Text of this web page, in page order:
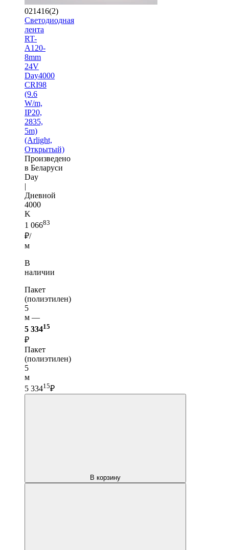
021416(2)
Светодиодная
лента
RT-
A120-
8mm
24V
Day4000
CRI98
(9.6
W/m,
IP20,
2835,
5m)
(Arlight,
Открытый)
Произведено
в Беларуси
Day
|
Дневной
4000
K
1 06683
₽/
м
В
наличии
Пакет
(полиэтилен)
5
м —
5 33415
₽
Пакет
(полиэтилен)
5
м
5 33415₽
В корзину